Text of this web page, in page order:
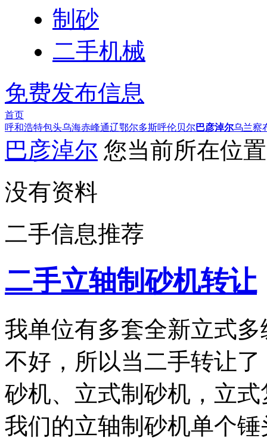
制砂
二手机械
免费发布信息
首页
呼和浩特包头乌海赤峰通辽鄂尔多斯呼伦贝尔巴彦淖尔乌兰察
巴彦淖尔 您当前所在位
没有资料
二手信息推荐
二手立轴制砂机转让
我单位有多套全新立式
不好，所以当二手转让
砂机、立式制砂机，立
我们的立轴制砂机单个